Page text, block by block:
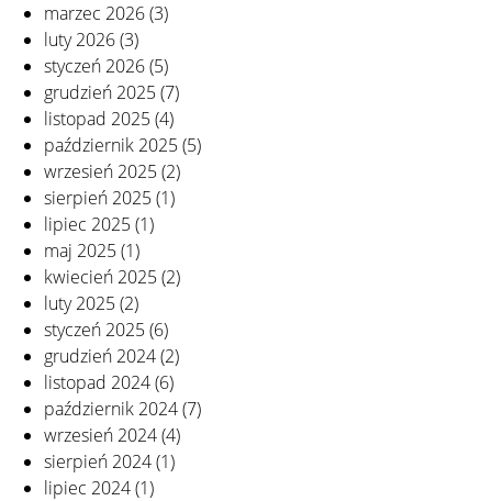
marzec 2026(3)
luty 2026(3)
styczeń 2026(5)
grudzień 2025(7)
listopad 2025(4)
październik 2025(5)
wrzesień 2025(2)
sierpień 2025(1)
lipiec 2025(1)
maj 2025(1)
kwiecień 2025(2)
luty 2025(2)
styczeń 2025(6)
grudzień 2024(2)
listopad 2024(6)
październik 2024(7)
wrzesień 2024(4)
sierpień 2024(1)
lipiec 2024(1)